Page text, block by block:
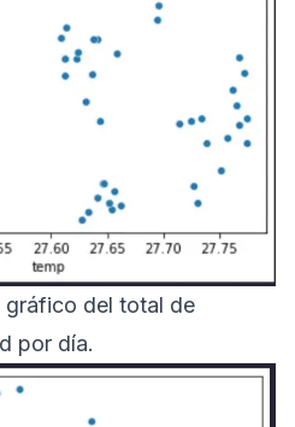
gráfico del total de
por día.